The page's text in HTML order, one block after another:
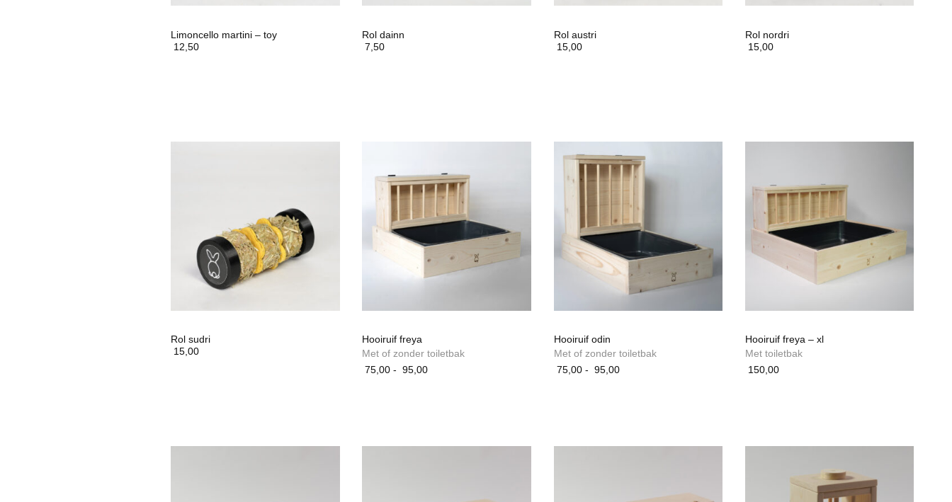
Limoncello martini – toy
12,50
Rol dainn
7,50
Rol austri
15,00
Rol nordri
15,00
Rol sudri
15,00
Hooiruif freya
Met of zonder toiletbak
75,00 - 95,00Prijsklasse:
Hooiruif odin
Met of zonder toiletbak
75,00 - 95,00Prijsklasse:
Hooiruif freya – xl
Met toiletbak
150,00